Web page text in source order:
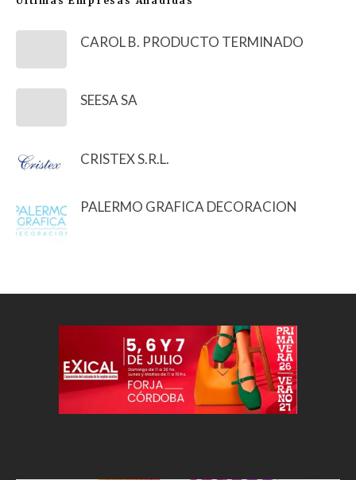
CAROL B. PRODUCTO TERMINADO
SEESA SA
CRISTEX S.R.L.
PALERMO GRAFICA DECORACION